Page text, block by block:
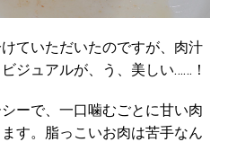
ていただいたのですが、肉汁
ジュアルが、う、美しい……！
ーで、一口噛むごとに甘い肉
す。脂っこいお肉は苦手なん